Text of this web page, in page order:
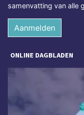
samenvatting van alle
Aanmelden
ONLINE DAGBLADEN